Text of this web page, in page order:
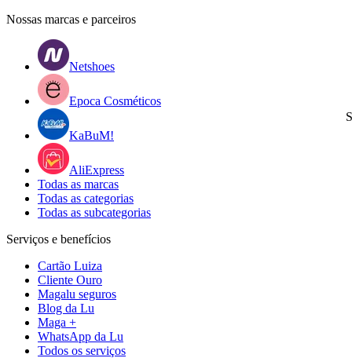
Nossas marcas e parceiros
Netshoes
Epoca Cosméticos
KaBuM!
AliExpress
Todas as marcas
Todas as categorias
Todas as subcategorias
Serviços e benefícios
Cartão Luiza
Cliente Ouro
Magalu seguros
Blog da Lu
Maga +
WhatsApp da Lu
Todos os serviços